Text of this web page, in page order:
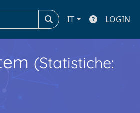
IT LOGIN
(Statistiche: